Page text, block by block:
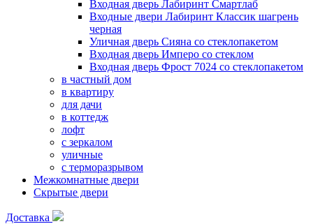
Входная дверь Лабиринт Смартлаб
Входные двери Лабиринт Классик шагрень
черная
Уличная дверь Сияна со стеклопакетом
Входная дверь Имперо со стеклом
Входная дверь Фрост 7024 со стеклопакетом
в частный дом
в квартиру
для дачи
в коттедж
лофт
с зеркалом
уличные
с терморазрывом
Межкомнатные двери
Скрытые двери
Доставка